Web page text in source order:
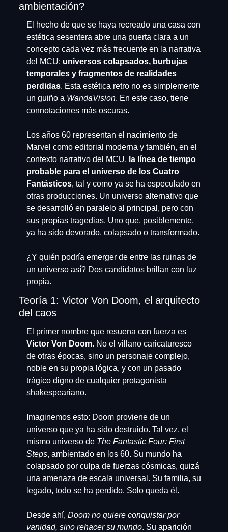
ambientación?
El hecho de que se haya recreado una casa con
estética sesentera abre una puerta clara a un
concepto cada vez más frecuente en la narrativa
del MCU: universos colapsados, burbujas
temporales y fragmentos de realidades
perdidas. Esta estética retro no es simplemente
un guiño a WandaVision. En este caso, tiene
connotaciones más oscuras.
Los años 60 representan el nacimiento de
Marvel como editorial moderna y también, en el
contexto narrativo del MCU, la línea de tiempo
probable para el universo de los Cuatro
Fantásticos, tal y como ya se ha especulado en
otras producciones. Un universo alternativo que
se desarrolló en paralelo al principal, pero con
sus propias tragedias. Uno que, posiblemente,
ya ha sido devorado, colapsado o transformado.
¿Y quién podría emerger de entre las ruinas de
un universo así? Dos candidatos brillan con luz
propia.
Teoría 1: Victor Von Doom, el arquitecto
del caos
Victor Von Doom. No el villano caricaturesco
de otras épocas, sino un personaje complejo,
noble en su propia lógica, y con un pasado
trágico digno de cualquier protagonista
shakespeariano.
Imaginemos esto: Doom proviene de un
universo que ya ha sido destruido. Tal vez, el
mismo universo de The Fantastic Four: First
Steps, ambientado en los 60. Su mundo ha
colapsado por culpa de fuerzas cósmicas, quizá
una amenaza de escala universal. Su familia, su
legado, todo se ha perdido. Solo queda él.
Desde ahí, Doom no quiere conquistar por
vanidad, sino rehacer su mundo. Su aparición